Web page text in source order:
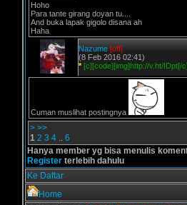
Hoho
Para tante girang doyan tu....
And buka lapak gigolo disana ah
Haha
Nazume [off]
(8 Feb 2016 02:41)
* [c][code][img]http://v.ht/IDpt[/
Cuman muslihat postingnya
> >>
1 2 3 4 .. 6
Hanya member yg bisa menulis
Register terlebih dahulu
Ke Daftar
Home